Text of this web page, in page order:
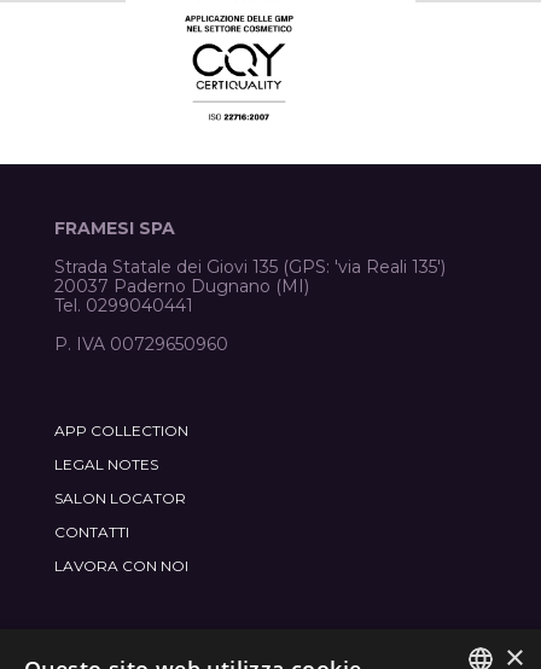
FRAMESI SPA
Strada Statale dei Giovi 135 (GPS: 'via Reali 135')
20037 Paderno Dugnano (MI)
Tel. 0299040441
P. IVA 00729650960
APP COLLECTION
LEGAL NOTES
SALON LOCATOR
CONTATTI
LAVORA CON NOI
ENTRA NEL MONDO FRAMESI SOCIAL ×